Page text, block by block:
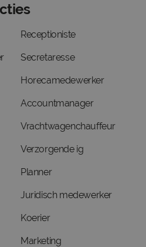
Receptioniste
Secretaresse
Horecamedewerker
Accountmanager
Vrachtwagenchauffeur
Verzorgende ig
Planner
Juridisch medewerker
Koerier
Marketing